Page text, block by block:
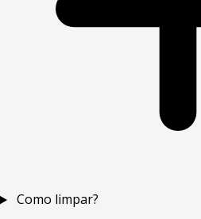
Como limpar?